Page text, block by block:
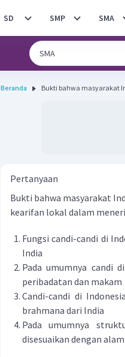
SD SMP SMA
Beranda Bukti bahwa masyarakat
Pertanyaan
Bukti bahwa masyarakat
kearifan lokal dalam
Fungsi candi-candi di
India
Pada umumnya candi
peribadatan dan makam
Candi-candi di
brahmana dari India
Pada umumnya
disesuaikan dengan